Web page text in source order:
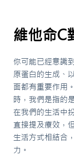
維他命C
你可能已經意識
原蛋白的生成、
面都有重要作用
時，我們是指的
在我們的生活中
直接提及療效，
生活方式相結合
力。